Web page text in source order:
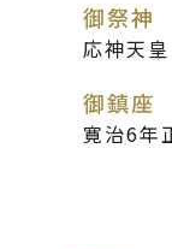
御祭神
応神天
御鎮座
寛治6年